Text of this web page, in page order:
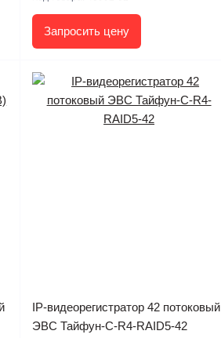
Запросить цену
IP-видеорегистратор 42 потоковый
ЭВС Тайфун-С-R4-RAID5-42